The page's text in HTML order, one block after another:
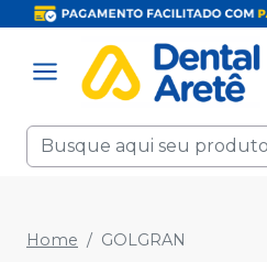
Home GOLGRAN